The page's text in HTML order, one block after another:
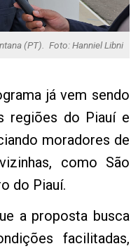
(PT). Foto: Hanniel Libni
já vem sendo
regiões do Piauí e
moradores de
como São
do Piauí.
a proposta busca
facilitadas,